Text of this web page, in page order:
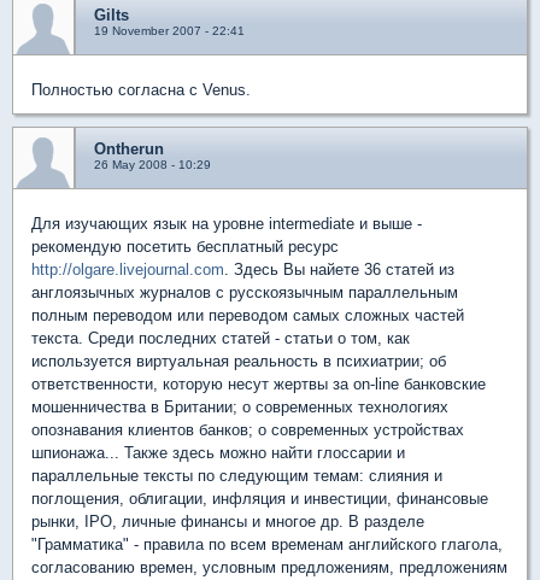
Gilts
19 November 2007 - 22:41
Полностью согласна с Venus.
Ontherun
26 May 2008 - 10:29
Для изучающих язык на уровне intermediate и выше -
рекомендую посетить бесплатный ресурс
http://olgare.livejournal.com. Здесь Вы найете 36 статей из
англоязычных журналов с русскоязычным параллельным
полным переводом или переводом самых сложных частей
текста. Среди последних статей - статьи о том, как
используется виртуальная реальность в психиатрии; об
ответственности, которую несут жертвы за on-line банковские
мошенничества в Британии; о современных технологиях
опознавания клиентов банков; о современных устройствах
шпионажа... Также здесь можно найти глоссарии и
параллельные тексты по следующим темам: слияния и
поглощения, облигации, инфляция и инвестиции, финансовые
рынки, IPO, личные финансы и многое др. В разделе
"Грамматика" - правила по всем временам английского глагола,
согласованию времен, условным предложениям, предложениям